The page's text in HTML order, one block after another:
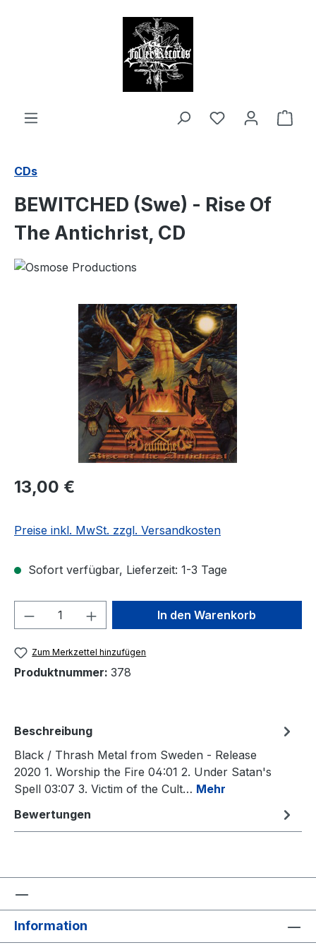
CDs
BEWITCHED (Swe) - Rise Of
The Antichrist, CD
Bildergalerie überspringen
Regulärer Preis:
13,00 €
Preise inkl. MwSt. zzgl. Versandkosten
Sofort verfügbar, Lieferzeit: 1-3 Tage
Produkt Anzahl: Gib denIn den Warenkorb
Zum Merkzettel hinzufügen
Produktnummer: 378
Beschreibung
Black / Thrash Metal from Sweden - Release
2020 1. Worship the Fire 04:01 2. Under Satan's
Spell 03:07 3. Victim of the Cult… Mehr
Bewertungen
Information